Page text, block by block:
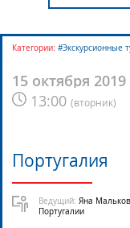
15 октября 2019
13:00 (вторник)
Категории: #Экскурсионные
Португалия
Ведущий: Яна
Португалии